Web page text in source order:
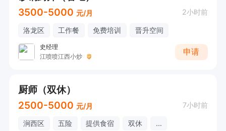
3500-5000 元/月 2小时前
洛龙区 工作餐 免费培训 晋升空间
史经理
江喷喷江西小炒
申请
厨师（双休）
2500-5000 元/月 7小时前
涧西区 五险 提供食宿 双休 ...